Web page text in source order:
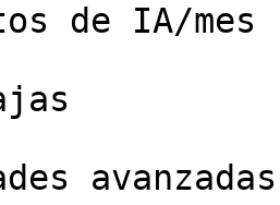
de IA/mes